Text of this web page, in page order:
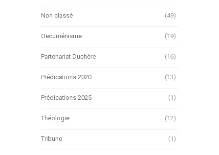
Non classé (49)
Oecuménisme (19)
Partenariat Duchère (16)
Prédications 2020 (13)
Prédications 2025 (1)
Théologie (12)
Tribune (1)